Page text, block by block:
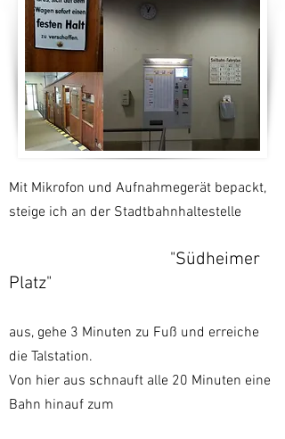
Mit Mikrofon und Aufnahmegerät bepackt,
steige ich an der Stadtbahnhaltestelle
"Südheimer
Platz"
aus, gehe 3 Minuten zu Fuß und erreiche
die Talstation.
Von hier aus schnauft alle 20 Minuten eine
Bahn hinauf zum